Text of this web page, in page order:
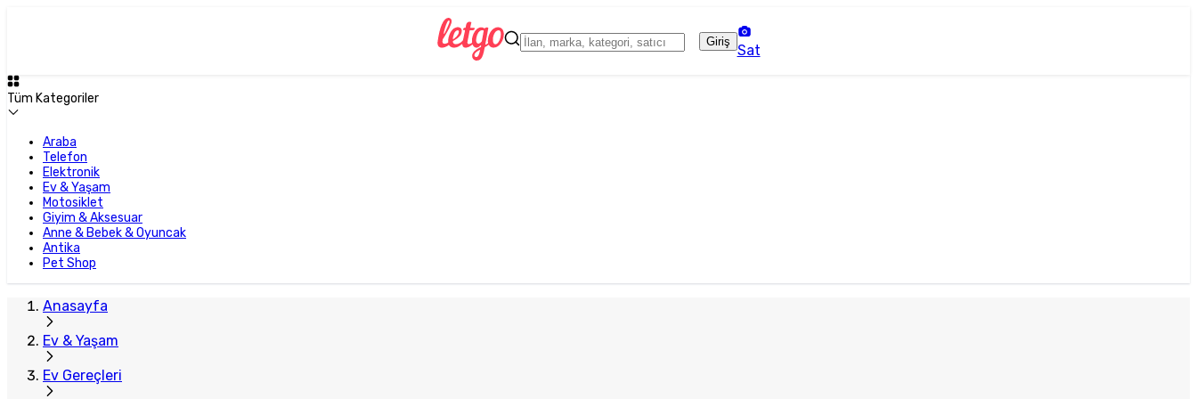
Giriş
Sat
Tüm Kategoriler
Araba
Telefon
Elektronik
Ev & Yaşam
Motosiklet
Giyim & Aksesuar
Anne & Bebek & Oyuncak
Antika
Pet Shop
Anasayfa
Ev & Yaşam
Ev Gereçleri